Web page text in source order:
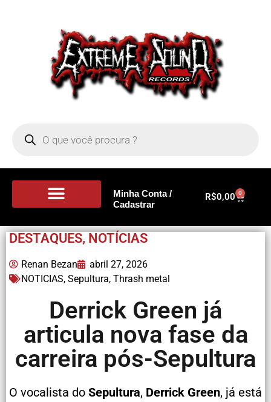
Minha Conta /
Cadastrar
R$0,00 0
DESTAQUES, NOTÍCIAS
Renan Bezan
abril 27, 2026
NOTICIAS, Sepultura, Thrash metal
Derrick Green já
articula nova fase da
carreira pós-Sepultura
O vocalista do Sepultura, Derrick Green, já está